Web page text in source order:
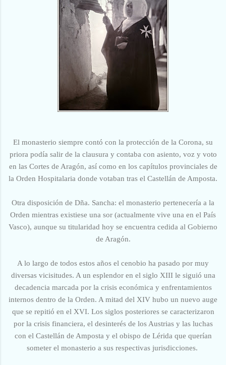
El monasterio siempre contó con la protección de la Corona, su
priora podía salir de la clausura y contaba con asiento, voz y voto
en las Cortes de Aragón, así como en los capítulos provinciales de
la Orden Hospitalaria donde votaban tras el Castellán de Amposta.
Otra disposición de Dña. Sancha: el monasterio pertenecería a la
Orden mientras existiese una sor (actualmente vive una en el País
Vasco), aunque su titularidad hoy se encuentra cedida al Gobierno
de Aragón.
A lo largo de todos estos años el cenobio ha pasado por muy
diversas vicisitudes. A un esplendor en el siglo XIII le siguió una
decadencia marcada por la crisis económica y enfrentamientos
internos dentro de la Orden. A mitad del XIV hubo un nuevo auge
que se repitió en el XVI. Los siglos posteriores se caracterizaron
por la crisis financiera, el desinterés de los Austrias y las luchas
con el Castellán de Amposta y el obispo de Lérida que querían
someter el monasterio a sus respectivas jurisdicciones.